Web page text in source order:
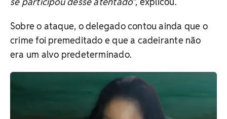
Sobre o ataque, o delegado contou ainda que o
crime foi premeditado e que a cadeirante não
era um alvo predeterminado.